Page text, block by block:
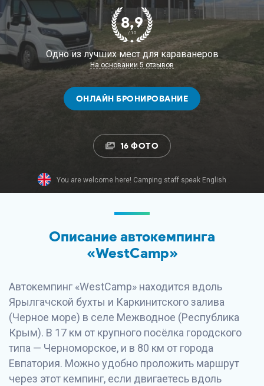
8,9
/ 10
Одно из лучших мест для караванеров
На основании 5 отзывов
ОНЛАЙН БРОНИРОВАНИЕ
16 ФОТО
You are welcome here! Camping staff speak English
Описание автокемпинга
«WestCamp»
Автокемпинг «WestCamp» находится вдоль
Ярылгачской бухты и Каркинитского залива
(Черное море) в селе Межводное (Республика
Крым). В 17 км от крупного посёлка городского
типа — Черноморское, и в 80 км от города
Евпатория. Можно удобно проложить маршрут
через этот кемпинг, если двигаетесь вдоль